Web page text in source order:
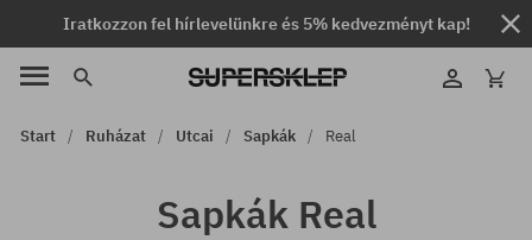
Iratkozzon fel hírlevelünkre és 5% kedvezményt kap!
Start Ruházat Utcai Sapkák Real
Sapkák Real